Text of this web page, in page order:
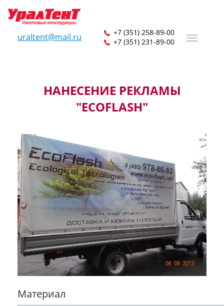
uraltent@mail.ru
+7 (351) 258-89-00
+7 (351) 231-89-00
НАНЕСЕНИЕ РЕКЛАМЫ
"ECOFLASH"
Материал